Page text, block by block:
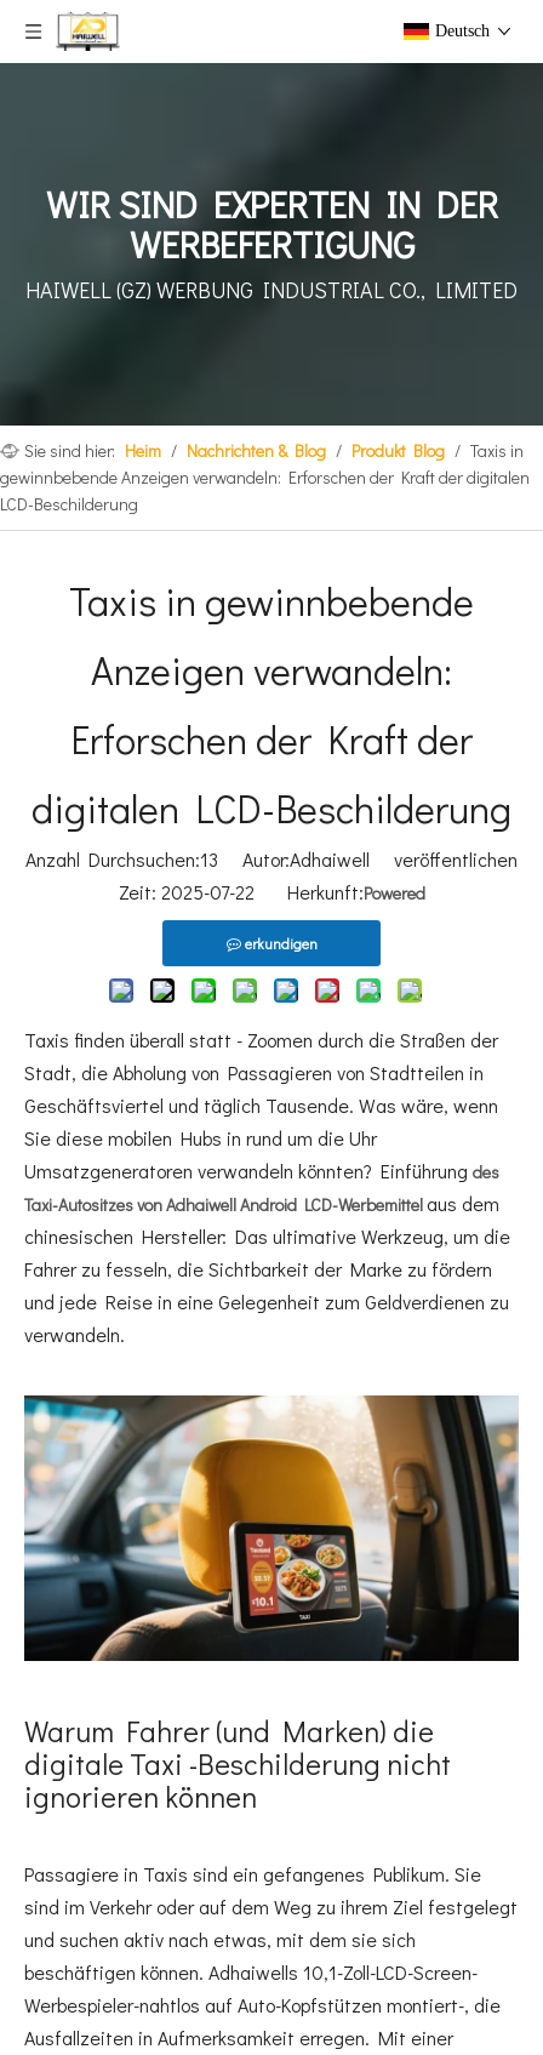
Deutsch
WIR SIND EXPERTEN IN DER
WERBEFERTIGUNG
HAIWELL (GZ) WERBUNG INDUSTRIAL CO., LIMITED
Sie sind hier: Heim / Nachrichten & Blog / Produkt Blog / Taxis in
gewinnbebende Anzeigen verwandeln: Erforschen der Kraft der digitalen
LCD-Beschilderung
Taxis in gewinnbebende
Anzeigen verwandeln:
Erforschen der Kraft der
digitalen LCD-Beschilderung
Anzahl Durchsuchen:13 Autor:Adhaiwell veröffentlichen
Zeit: 2025-07-22 Herkunft:Powered
erkundigen
Taxis finden überall statt - Zoomen durch die Straßen der
Stadt, die Abholung von Passagieren von Stadtteilen in
Geschäftsviertel und täglich Tausende. Was wäre, wenn
Sie diese mobilen Hubs in rund um die Uhr
Umsatzgeneratoren verwandeln könnten? Einführung des
Taxi-Autositzes von Adhaiwell Android LCD-Werbemittel aus dem
chinesischen Hersteller: Das ultimative Werkzeug, um die
Fahrer zu fesseln, die Sichtbarkeit der Marke zu fördern
und jede Reise in eine Gelegenheit zum Geldverdienen zu
verwandeln.
Warum Fahrer (und Marken) die
digitale Taxi -Beschilderung nicht
ignorieren können
Passagiere in Taxis sind ein gefangenes Publikum. Sie
sind im Verkehr oder auf dem Weg zu ihrem Ziel festgelegt
und suchen aktiv nach etwas, mit dem sie sich
beschäftigen können. Adhaiwells 10,1-Zoll-LCD-Screen-
Werbespieler-nahtlos auf Auto-Kopfstützen montiert-, die
Ausfallzeiten in Aufmerksamkeit erregen. Mit einer